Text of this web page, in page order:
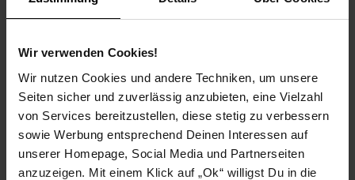
Wir verwenden Cookies!
Wir nutzen Cookies und andere Techniken, um unsere
Seiten sicher und zuverlässig anzubieten, eine Vielzahl
von Services bereitzustellen, diese stetig zu verbessern
sowie Werbung entsprechend Deinen Interessen auf
unserer Homepage, Social Media und Partnerseiten
anzuzeigen. Mit einem Klick auf „Ok“ willigst Du in die
PAYBACK
Payback Punkte Basis°Punkte:
11
Extra°Punkte:
0
Produktbeschreibung